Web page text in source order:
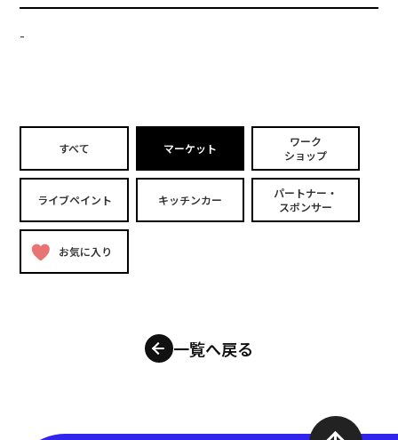
-
すべて マーケット
ワーク
ショップ
ライブペイント キッチンカー
パートナー・
スポンサー
お気に入り
一覧へ戻る